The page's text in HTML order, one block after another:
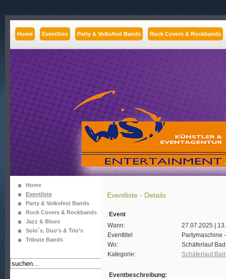
Home Eventliste Party & Volksfest Bands Rock Covers & Rockbands
Home
Eventliste
Party & Volksfest Bands
Rock Covers & Rockbands
Jazz & Blues
Solo´s, Duo's & Trio's
Tribute Bands
Eventliste - Details
Event
Wann:
27.07.2025 |
Eventtitel
Partymaschine
Wo:
Schäferlauf
Kategorie:
Schäferlauf
Eventbeschreibung: